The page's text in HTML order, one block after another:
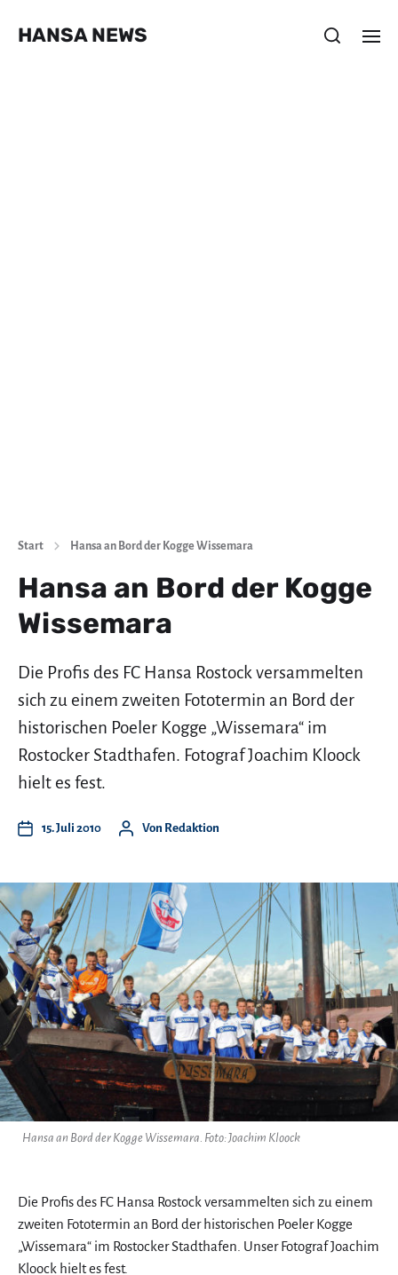
HANSA NEWS
Start Hansa an Bord der Kogge Wissemara
Hansa an Bord der Kogge
Wissemara
Die Profis des FC Hansa Rostock versammelten
sich zu einem zweiten Fototermin an Bord der
historischen Poeler Kogge „Wissemara“ im
Rostocker Stadthafen. Fotograf Joachim Kloock
hielt es fest.
15. Juli 2010 Von Redaktion
Hansa an Bord der Kogge Wissemara. Foto: Joachim Kloock
Die Profis des FC Hansa Rostock versammelten sich zu einem
zweiten Fototermin an Bord der historischen Poeler Kogge
„Wissemara“ im Rostocker Stadthafen. Unser Fotograf Joachim
Kloock hielt es fest.